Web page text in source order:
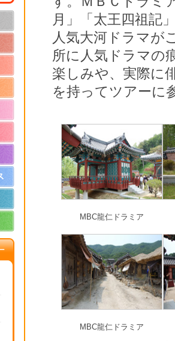
月」「太王四祖記
人気大河ドラマが
所に人気ドラマの
楽しみや、実際に
を持ってツアーに
MBC龍仁ドラミア
MBC龍仁ドラミア